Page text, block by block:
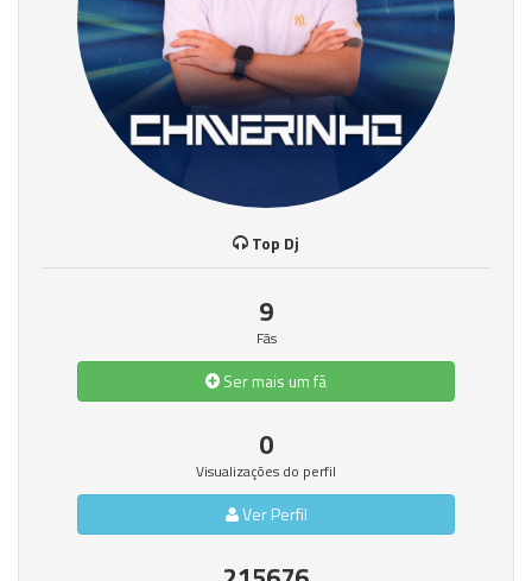
Top Dj
9
Fãs
Ser mais um fã
0
Visualizações do perfil
Ver Perfil